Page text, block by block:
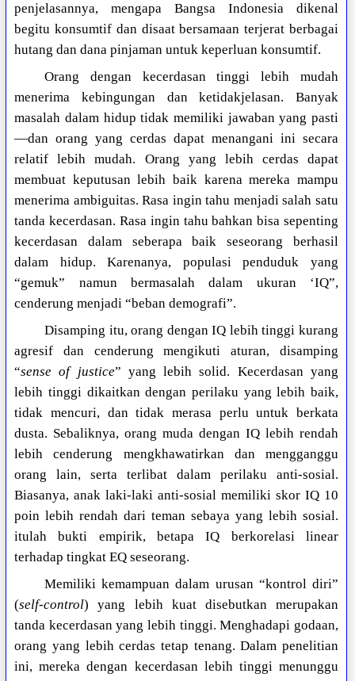
penjelasannya, mengapa Bangsa Indonesia dikenal
begitu konsumtif dan disaat bersamaan terjerat berbagai
hutang dan dana pinjaman untuk keperluan konsumtif.
Orang dengan kecerdasan tinggi lebih mudah
menerima kebingungan dan ketidakjelasan. Banyak
masalah dalam hidup tidak memiliki jawaban yang pasti
—dan orang yang cerdas dapat menangani ini secara
relatif lebih mudah. Orang yang lebih cerdas dapat
membuat keputusan lebih baik karena mereka mampu
menerima ambiguitas. Rasa ingin tahu menjadi salah satu
tanda kecerdasan. Rasa ingin tahu bahkan bisa sepenting
kecerdasan dalam seberapa baik seseorang berhasil
dalam hidup. Karenanya, populasi penduduk yang
“gemuk” namun bermasalah dalam ukuran ‘IQ”,
cenderung menjadi “beban demografi”.
Disamping itu, orang dengan IQ lebih tinggi kurang
agresif dan cenderung mengikuti aturan, disamping
“sense of justice” yang lebih solid. Kecerdasan yang
lebih tinggi dikaitkan dengan perilaku yang lebih baik,
tidak mencuri, dan tidak merasa perlu untuk berkata
dusta. Sebaliknya, orang muda dengan IQ lebih rendah
lebih cenderung mengkhawatirkan dan mengganggu
orang lain, serta terlibat dalam perilaku anti-sosial.
Biasanya, anak laki-laki anti-sosial memiliki skor IQ 10
poin lebih rendah dari teman sebaya yang lebih sosial.
itulah bukti empirik, betapa IQ berkorelasi linear
terhadap tingkat EQ seseorang.
Memiliki kemampuan dalam urusan “kontrol diri”
(self-control) yang lebih kuat disebutkan merupakan
tanda kecerdasan yang lebih tinggi. Menghadapi godaan,
orang yang lebih cerdas tetap tenang. Dalam penelitian
ini, mereka dengan kecerdasan lebih tinggi menunggu